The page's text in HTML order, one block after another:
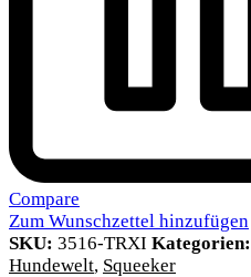
Compare
Zum Wunschzettel hinzufügen
SKU: 3516-TRXI Kategorien:
Hundewelt, Squeeker